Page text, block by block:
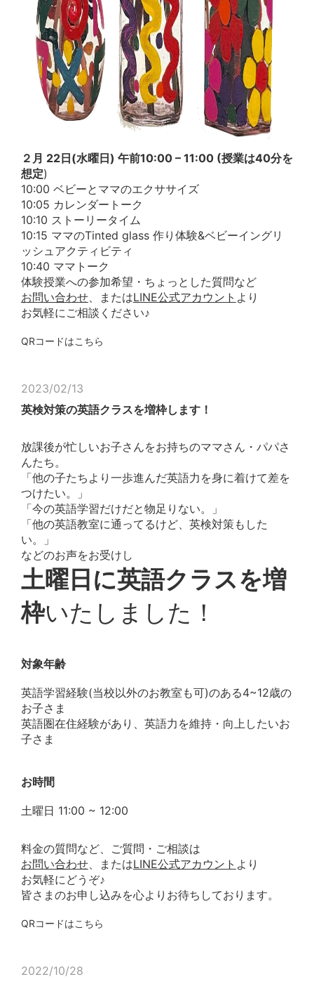
２月 22日(水曜日) 午前10:00 – 11:00 (授業は40分を
想定)
10:00 ベビーとママのエクササイズ
10:05 カレンダートーク
10:10 ストーリータイム
10:15 ママのTinted glass 作り体験&ベビーイングリ
ッシュアクティビティ
10:40 ママトーク
体験授業への参加希望・ちょっとした質問など
お問い合わせ、またはLINE公式アカウント より
お気軽にご相談ください♪
QRコードはこちら
2023/02/13
英検対策の英語クラスを増枠します！
放課後が忙しいお子さんをお持ちのママさん・パパさ
んたち。
「他の子たちより一歩進んだ英語力を身に着けて差を
つけたい。」
「今の英語学習だけだと物足りない。」
「他の英語教室に通ってるけど、英検対策もした
い。」
などのお声をお受けし
土曜日に英語クラスを増
枠いたしました！
対象年齢
英語学習経験(当校以外のお教室も可)のある4~12歳の
お子さま
英語圏在住経験があり、英語力を維持・向上したいお
子さま
お時間
土曜日 11:00 ~ 12:00
料金の質問など、ご質問・ご相談は
お問い合わせ、またはLINE公式アカウント より
お気軽にどうぞ♪
皆さまのお申し込みを心よりお待ちしております。
QRコードはこちら
2022/10/28